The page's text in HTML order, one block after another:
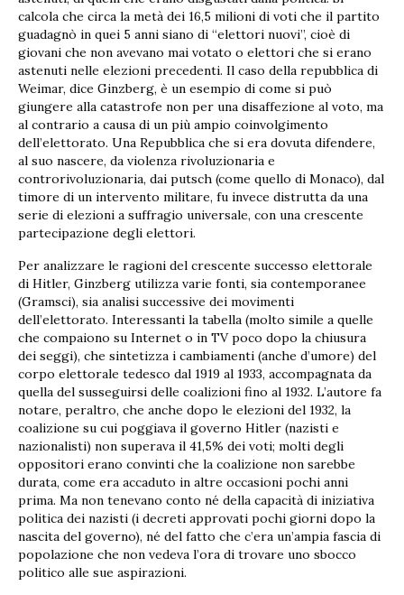
calcola che circa la metà dei 16,5 milioni di voti che il partito
guadagnò in quei 5 anni siano di “elettori nuovi”, cioè di
giovani che non avevano mai votato o elettori che si erano
astenuti nelle elezioni precedenti. Il caso della repubblica di
Weimar, dice Ginzberg, è un esempio di come si può
giungere alla catastrofe non per una disaffezione al voto, ma
al contrario a causa di un più ampio coinvolgimento
dell’elettorato. Una Repubblica che si era dovuta difendere,
al suo nascere, da violenza rivoluzionaria e
controrivoluzionaria, dai putsch (come quello di Monaco), dal
timore di un intervento militare, fu invece distrutta da una
serie di elezioni a suffragio universale, con una crescente
partecipazione degli elettori.
Per analizzare le ragioni del crescente successo elettorale
di Hitler, Ginzberg utilizza varie fonti, sia contemporanee
(Gramsci), sia analisi successive dei movimenti
dell’elettorato. Interessanti la tabella (molto simile a quelle
che compaiono su Internet o in TV poco dopo la chiusura
dei seggi), che sintetizza i cambiamenti (anche d’umore) del
corpo elettorale tedesco dal 1919 al 1933, accompagnata da
quella del susseguirsi delle coalizioni fino al 1932. L’autore fa
notare, peraltro, che anche dopo le elezioni del 1932, la
coalizione su cui poggiava il governo Hitler (nazisti e
nazionalisti) non superava il 41,5% dei voti; molti degli
oppositori erano convinti che la coalizione non sarebbe
durata, come era accaduto in altre occasioni pochi anni
prima. Ma non tenevano conto né della capacità di iniziativa
politica dei nazisti (i decreti approvati pochi giorni dopo la
nascita del governo), né del fatto che c’era un’ampia fascia di
popolazione che non vedeva l’ora di trovare uno sbocco
politico alle sue aspirazioni.